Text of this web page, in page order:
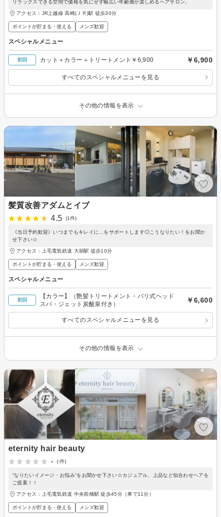
リラックスできる空間で価格を気にせず幅広い年齢層が楽しめるヘアサロン。
アクセス：JR上越線 高崎(ＪＲ)駅 徒歩30分
ポイントが貯まる・使える メンズ歓迎
スペシャルメニュー
初回 カット＋カラー＋トリートメント￥6,900 ￥6,900
すべてのスペシャルメニューを見る
その他の情報を表示
髪質改善アダムとイブ
4.5
(1件)
《当日予約歓迎》いつまでもキレイに…をサポートします◎こうなりたい！をお聞か
せ下さい☆
アクセス：上毛電気鉄道 大胡駅 徒歩10分
ポイントが貯まる・使える メンズ歓迎
スペシャルメニュー
初回
【カラー】（艶髪トリートメント・バリ式ヘッド
スパ・ジェット炭酸泉付き）
￥6,600
すべてのスペシャルメニューを見る
その他の情報を表示
eternity hair beauty
-
(-件)
”なりたいイメージ・お悩み”をお聞かせ下さい☆カジュアル、上品など似合わせヘアを
ご提案！！
アクセス：上毛電気鉄道 中央前橋駅 徒歩45分（車で11分）
ポイントが貯まる・使える メンズ歓迎